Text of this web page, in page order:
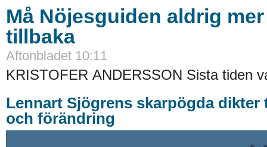
Må Nöjesguiden aldrig
tillbaka
Aftonbladet 10:11
KRISTOFER ANDERSSON Sista tiden
Lennart Sjögrens skarpögda dikter
och förändring